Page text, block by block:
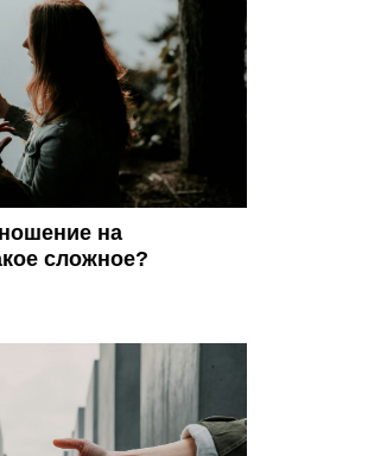
на
сложное?